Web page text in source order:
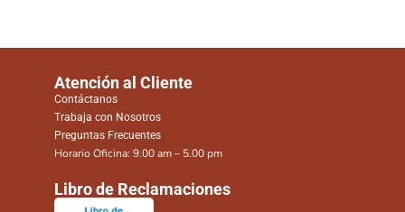
Atención al Cliente
Contáctanos
Trabaja con Nosotros
Preguntas Frecuentes
Horario Oficina: 9.00 am – 5.00 pm
Libro de Reclamaciones